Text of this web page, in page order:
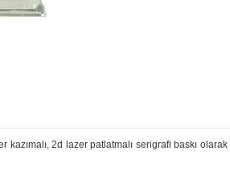
kazımalı, 2d lazer patlatmalı serigrafi baskı